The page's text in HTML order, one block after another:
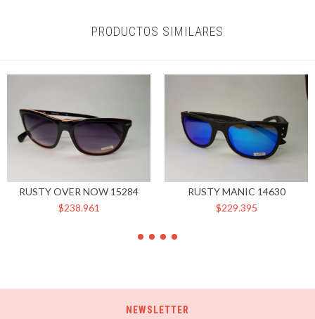
PRODUCTOS SIMILARES
RUSTY OVER NOW 15284
$238.961
RUSTY MANIC 14630
$229.395
NEWSLETTER